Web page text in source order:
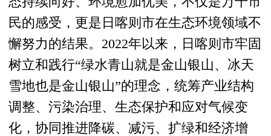
民的感受，更是日喀则市在生态环境领域不
懈努力的结果。2022年以来，日喀则市牢固
树立和践行“绿水青山就是金山银山、冰天
雪地也是金山银山”的理念，统筹产业结构
调整、污染治理、生态保护和应对气候变
化，协同推进降碳、减污、扩绿和经济增